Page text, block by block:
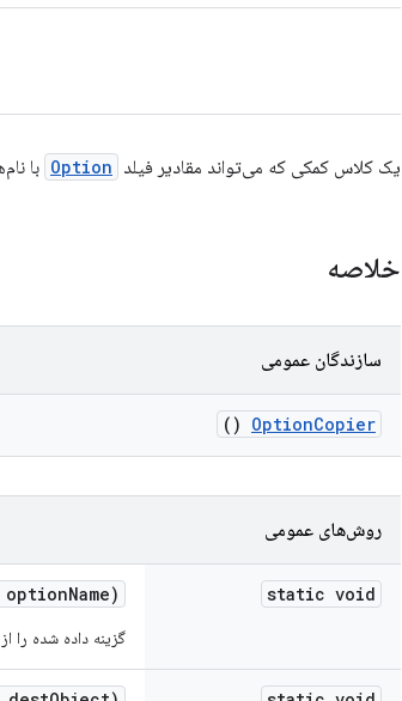
یک کلاس کمکی که می‌تواند مقادیر فیلد Option با
خلاصه
سازندگان عمومی
OptionCopier
()
روش‌های عمومی
static void
Name)
گزینه داده شده را